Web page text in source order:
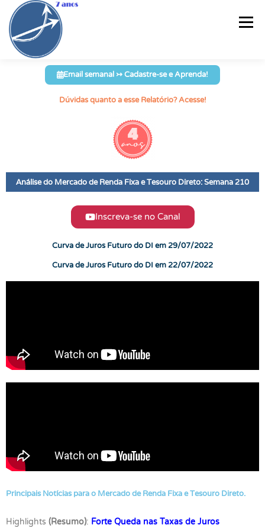
Menu
PÁGINA INICIAL RELATÓRIO SEMANAL®
ARTIGOS PLANILHAS
E-BOOKS INFOGRÁFICOS QUEM SOU? CONTATO
Email semanal ↣ Cadastre-se e Aprenda!
Dúvidas quanto a esse Relatório? Acesse!
Análise do Mercado de Renda Fixa e Tesouro Direto: Semana 210
Inscreva-se no Canal
Curva de Juros Futuro do DI em 29/07/2022
Curva de Juros Futuro do DI em 22/07/2022
Principais Notícias para o Mercado de Renda Fixa e Tesouro Direto.
Highlights (Resumo): Forte Queda nas Taxas de Juros